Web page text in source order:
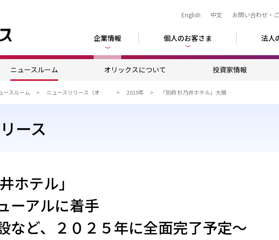
English 中文 お問い合わせ・
企業情報 個人のお客さま 法人
ニュースルーム オリックスについて 投資家情報
ースルーム ニュースリリース（オリックスグループ） 2019年 「別府 杉乃井ホテル」大規模リニューアルに着手
ース
井ホテル」
ーアルに着手
など、２０２５年に全面完了予定～